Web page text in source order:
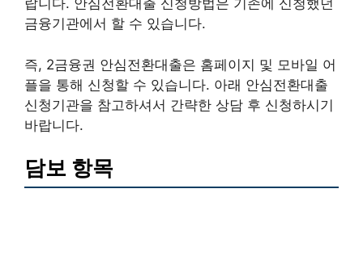
랍니다. 안심전환대출 신청방법은 기존에 신청했던
금융기관에서 할 수 있습니다.
즉, 2금융권 안심전환대출은 홈페이지 및 모바일 어
플을 통해 신청할 수 있습니다. 아래 안심전환대출
신청기관을 참고하셔서 간략한 상담 후 신청하시기
바랍니다.
담보 항목